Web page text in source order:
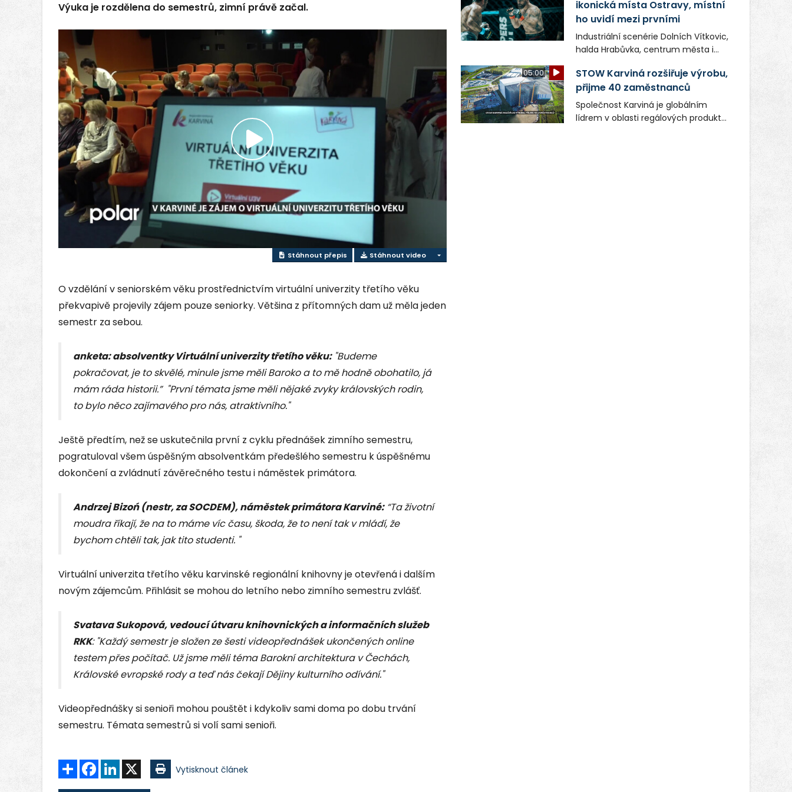
Výuka je rozdělena do semestrů, zimní právě začal.
Přehrát
video
Stáhnout přepis Stáhnout video
O vzdělání v seniorském věku prostřednictvím virtuální univerzity třetího věku
překvapivě projevily zájem pouze seniorky. Většina z přítomných dam už měla jeden
semestr za sebou.
anketa: absolventky Virtuální univerzity třetího věku:"Budeme
pokračovat, je to skvělé, minule jsme měli Baroko a to mě hodně obohatilo, já
mám ráda historii.” "První témata jsme měli nějaké zvyky královských rodin,
to bylo něco zajímavého pro nás, atraktivního."
Ještě předtím, než se uskutečnila první z cyklu přednášek zimního semestru,
pogratuloval všem úspěšným absolventkám předešlého semestru k úspěšnému
dokončení a zvládnutí závěrečného testu i náměstek primátora.
Andrzej Bizoń (nestr, za SOCDEM), náměstek primátora Karviné:“Ta životní
moudra říkají, že na to máme víc času, škoda, že to není tak v mládí, že
bychom chtěli tak, jak tito studenti. "
Virtuální univerzita třetího věku karvinské regionální knihovny je otevřená i dalším
novým zájemcům. Přihlásit se mohou do letního nebo zimního semestru zvlášť.
Svatava Sukopová, vedoucí útvaru knihovnických a informačních služeb
RKK: "Každý semestr je složen ze šesti videopřednášek ukončených online
testem přes počítač. Už jsme měli téma Barokní architektura v Čechách,
Královské evropské rody a teď nás čekají Dějiny kulturního odívání."
Videopřednášky si senioři mohou pouštět i kdykoliv sami doma po dobu trvání
semestru. Témata semestrů si volí sami senioři.
Sdílet FacebookLinkedIn Vytisknout článek
ikonická místa Ostravy, místní
ho uvidí mezi prvními
Industriální scenérie Dolních Vítkovic,
halda Hrabůvka, centrum města i
v novém filmu Bojovník, který vstoupí
do kin už 13. srpna. Režiséři Vojtěch
Frič a Tomáš Dianiška si
moravskoslezskou metropoli
nevybrali náhodou – její syrová
05:00
STOW Karviná rozšiřuje výrobu,
přijme 40 zaměstnanců
Společnost Karviná je globálním
lídrem v oblasti regálových produktů